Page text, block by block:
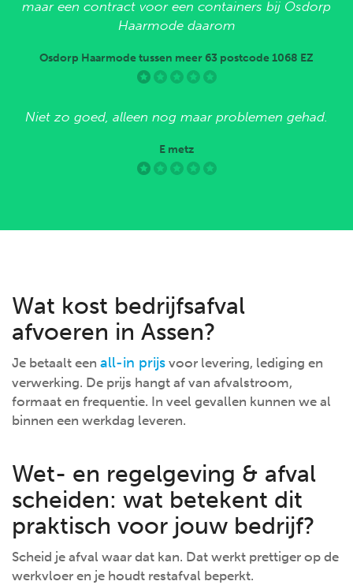
maar een contract voor een containers bij Osdorp
Haarmode daarom
Osdorp Haarmode tussen meer 63 postcode 1068 EZ
Niet zo goed, alleen nog maar problemen gehad.
E metz
Wat kost bedrijfsafval
afvoeren in Assen?
Je betaalt een all-in prijs voor levering, lediging en
verwerking. De prijs hangt af van afvalstroom,
formaat en frequentie. In veel gevallen kunnen we al
binnen een werkdag leveren.
Wet- en regelgeving & afval
scheiden: wat betekent dit
praktisch voor jouw bedrijf?
Scheid je afval waar dat kan. Dat werkt prettiger op de
werkvloer en je houdt restafval beperkt.